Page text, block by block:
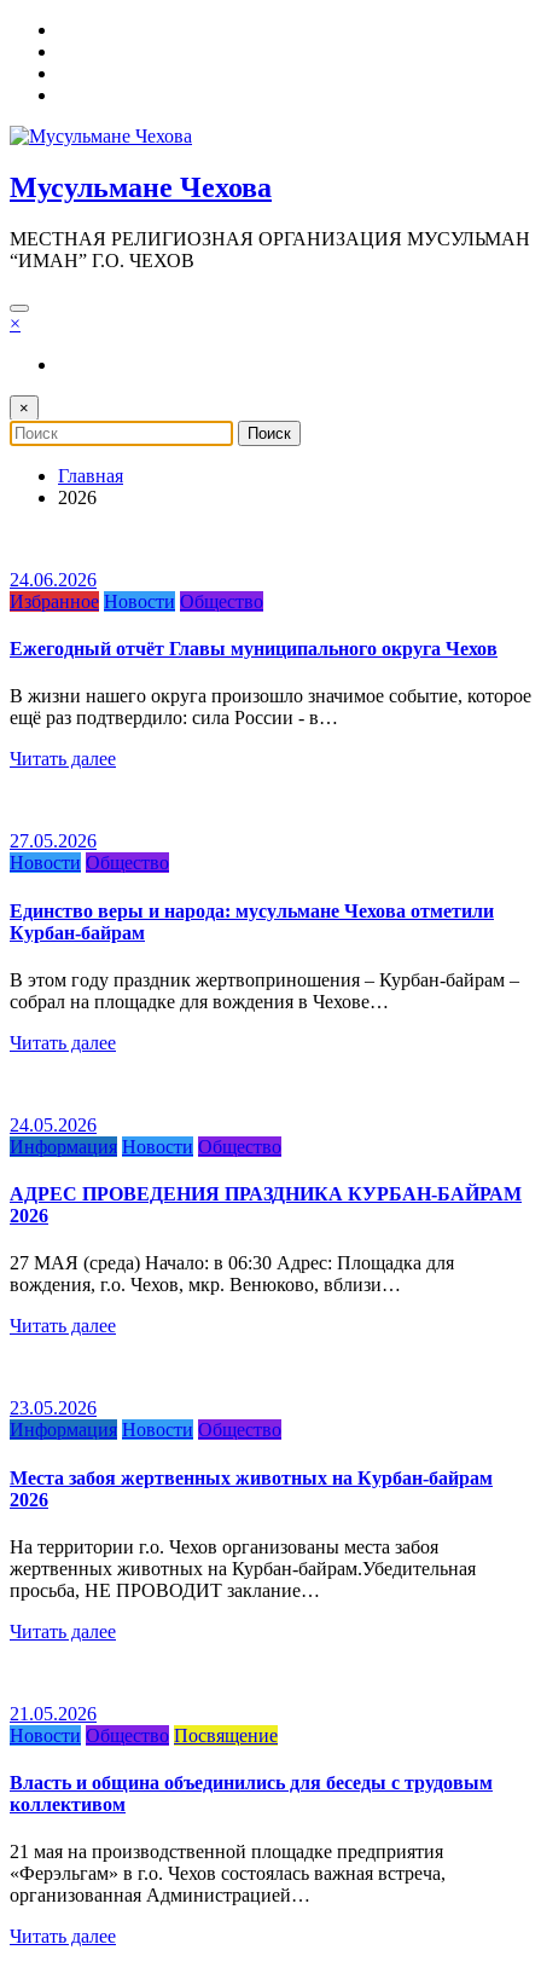
Перейти
содержимому
Мусульмане Чехова
МЕСТНАЯ РЕЛИГИОЗНАЯ ОРГАНИЗАЦИЯ МУСУЛЬМАН
“ИМАН” Г.О. ЧЕХОВ
×
×
Главная
2026
24.06.2026
Избранное Новости Общество
Ежегодный отчёт Главы муниципального округа Чехов
В жизни нашего округа произошло значимое событие, которое
ещё раз подтвердило: сила России - в…
Читать далее
27.05.2026
Новости Общество
Единство веры и народа: мусульмане Чехова отметили
Курбан-байрам
В этом году праздник жертвоприношения – Курбан-байрам –
собрал на площадке для вождения в Чехове…
Читать далее
24.05.2026
Информация Новости Общество
АДРЕС ПРОВЕДЕНИЯ ПРАЗДНИКА КУРБАН-БАЙРАМ
2026
27 МАЯ (среда) Начало: в 06:30 Адрес: Площадка для
вождения, г.о. Чехов, мкр. Венюково, вблизи…
Читать далее
23.05.2026
Информация Новости Общество
Места забоя жертвенных животных на Курбан-байрам
2026
На территории г.о. Чехов организованы места забоя
жертвенных животных на Курбан-байрам.Убедительная
просьба, НЕ ПРОВОДИТ заклание…
Читать далее
21.05.2026
Новости Общество Посвящение
Власть и община объединились для беседы с трудовым
коллективом
21 мая на производственной площадке предприятия
«Ферэльгам» в г.о. Чехов состоялась важная встреча,
организованная Администрацией…
Читать далее